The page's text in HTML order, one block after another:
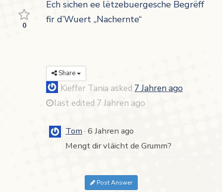
0
Ech sichen ee lëtzebuergesche Begrëff
fir d’Wuert „Nachernte“
Share
Kieffer Tania asked 7 Jahren ago
last edited 7 Jahren ago
Tom 6 Jahren ago
Mengt dir vläicht de Grumm?
Post Answer